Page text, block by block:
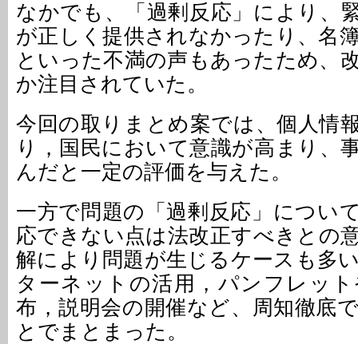
なかでも、「過剰反応」により、
が正しく提供されなかったり、名
といった不満の声もあったため、
か注目されていた。
今回の取りまとめ案では、個人情
り，国民において意識が高まり、
んだと一定の評価を与えた。
一方で問題の「過剰反応」につい
応できない点は法改正すべきとの
解により問題が生じるケースも多
ターネットの活用，パンフレッ
布，説明会の開催など、周知徹底
とでまとまった。